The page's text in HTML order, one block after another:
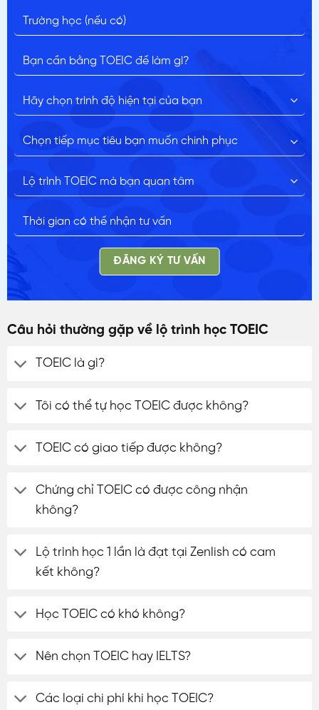
ĐĂNG KÝ TƯ VẤN
Câu hỏi thường gặp về lộ trình học TOEIC
TOEIC là gì?
Tôi có thể tự học TOEIC được không?
TOEIC có giao tiếp được không?
Chứng chỉ TOEIC có được công nhận
không?
Lộ trình học 1 lần là đạt tại Zenlish có cam
kết không?
Học TOEIC có khó không?
Nên chọn TOEIC hay IELTS?
Các loại chi phí khi học TOEIC?